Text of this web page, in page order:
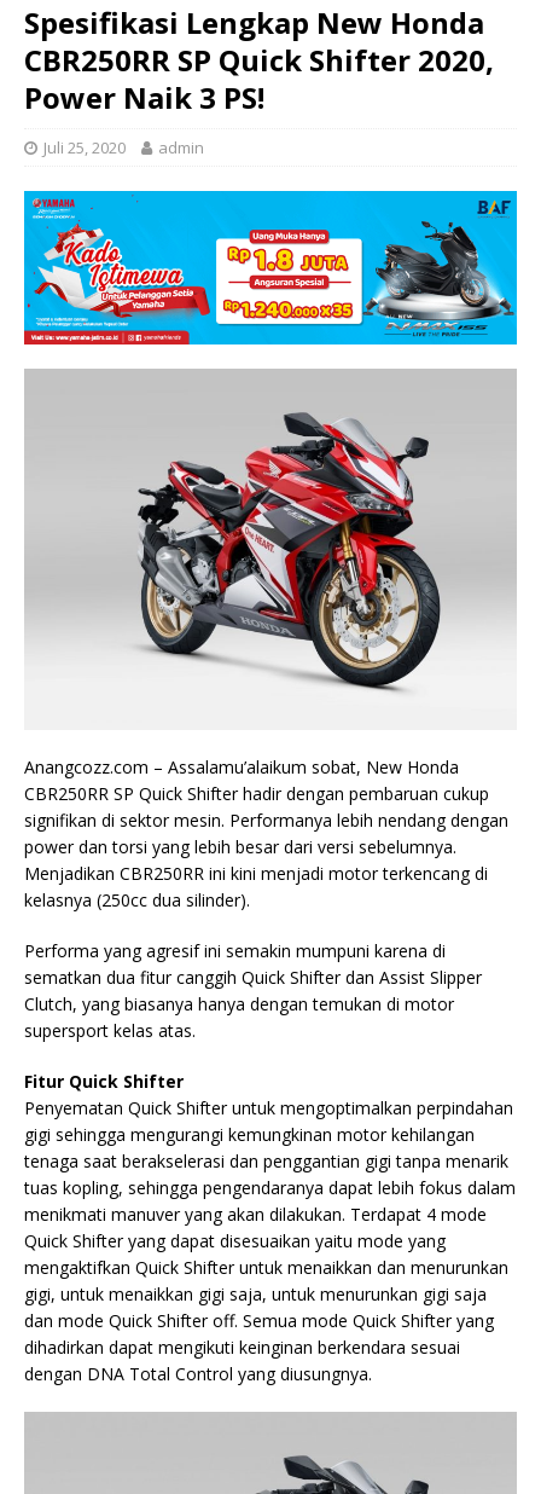
Spesifikasi Lengkap New Honda
CBR250RR SP Quick Shifter 2020,
Power Naik 3 PS!
Juli 25, 2020 admin
Anangcozz.com – Assalamu’alaikum sobat, New Honda
CBR250RR SP Quick Shifter hadir dengan pembaruan cukup
signifikan di sektor mesin. Performanya lebih nendang dengan
power dan torsi yang lebih besar dari versi sebelumnya.
Menjadikan CBR250RR ini kini menjadi motor terkencang di
kelasnya (250cc dua silinder).
Performa yang agresif ini semakin mumpuni karena di
sematkan dua fitur canggih Quick Shifter dan Assist Slipper
Clutch, yang biasanya hanya dengan temukan di motor
supersport kelas atas.
Fitur Quick Shifter
Penyematan Quick Shifter untuk mengoptimalkan perpindahan
gigi sehingga mengurangi kemungkinan motor kehilangan
tenaga saat berakselerasi dan penggantian gigi tanpa menarik
tuas kopling, sehingga pengendaranya dapat lebih fokus dalam
menikmati manuver yang akan dilakukan. Terdapat 4 mode
Quick Shifter yang dapat disesuaikan yaitu mode yang
mengaktifkan Quick Shifter untuk menaikkan dan menurunkan
gigi, untuk menaikkan gigi saja, untuk menurunkan gigi saja
dan mode Quick Shifter off. Semua mode Quick Shifter yang
dihadirkan dapat mengikuti keinginan berkendara sesuai
dengan DNA Total Control yang diusungnya.